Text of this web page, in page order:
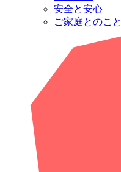
安全と安心
ご家庭とのこと